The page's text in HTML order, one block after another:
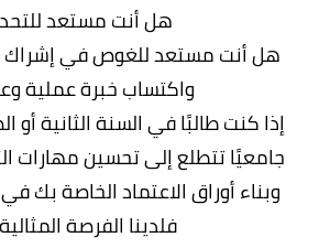
هل أنت مستعد
هل أنت مستعد للغوص في إشراك
واكتساب خبرة عملية
إذا كنت طالبًا في السنة الثانية أو
جامعيًا تتطلع إلى تحسين مهارات
وبناء أوراق الاعتماد الخاصة بك في
فلدينا الفرصة